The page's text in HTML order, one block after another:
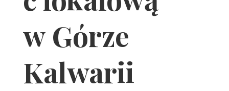
w Górze
Kalwarii